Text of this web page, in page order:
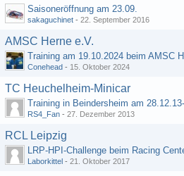
Saisoneröffnung am 23.09.
sakaguchinet - 22. September 2016
AMSC Herne e.V.
Training am 19.10.2024 beim AMSC
Conehead - 15. Oktober 2024
TC Heuchelheim-Minicar
Training in Beindersheim am
RS4_Fan - 27. Dezember 2013
RCL Leipzig
LRP-HPI-Challenge beim Racing
Laborkittel - 21. Oktober 2017